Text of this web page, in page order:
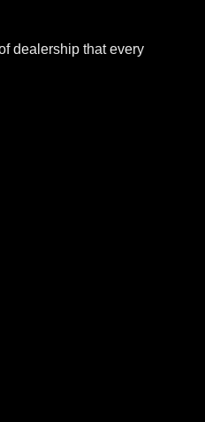
dealership that every